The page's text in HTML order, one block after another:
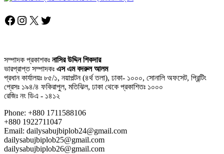
Facebook
Instagram
X Twitter
সম্পাদক প্রকাশকঃ নাসির উদ্দিন শিকদার
ভারপ্রাপ্ত সম্পাদকঃ এস এম বদরুল আলম
প্রধান কার্যালয়ঃ ৮৫/১, নয়াপল্টন (৪র্থ তলা), ঢাকা- ১০০০, সোনালি অফসেট, প্রিন্টিং
প্রেসঃ ১৯৪/৪ ফকিরাপুল, মতিঝিল, ঢাকা থেকে প্রকাশিতঃ ১০০০
রেজিঃ নং ডিএ - ১৪১২
Phone: +880 1711588106
+880 1922711047
Email: dailysabujbiplob24@gmail.com
dailysabujbiplob25@gmail.com
dailysabujbiplob26@gmail.com